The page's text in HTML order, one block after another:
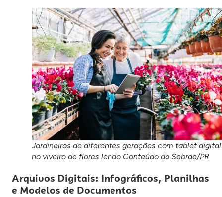
Jardineiros de diferentes gerações com tablet digital
no viveiro de flores lendo Conteúdo do Sebrae/PR.
Arquivos Digitais: Infográficos, Planilhas
e Modelos de Documentos